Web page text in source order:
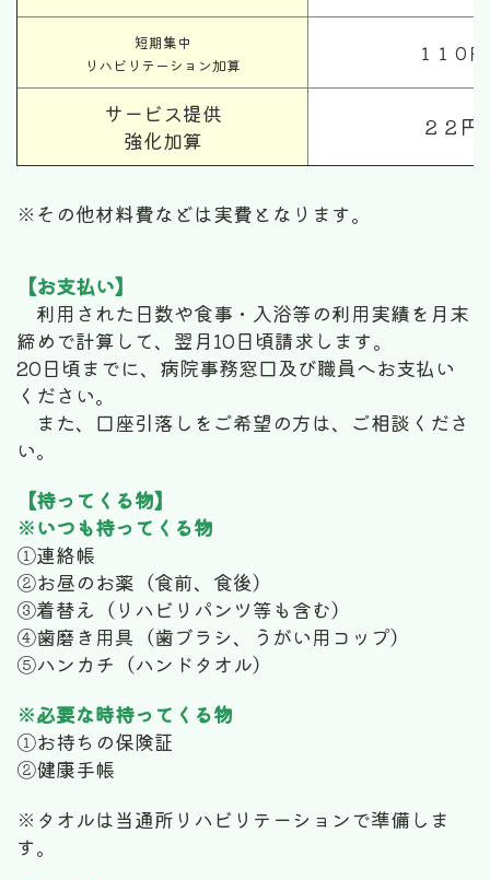
短期集中
リハビリテーション加算
１１０円
サービス提供
強化加算
２２円
※その他材料費などは実費となります。
【お支払い】
利用された日数や食事・入浴等の利用実績を月末
締めで計算して、翌月10日頃請求します。
20日頃までに、病院事務窓口及び職員へお支払い
ください。
また、口座引落しをご希望の方は、ご相談くださ
い。
【持ってくる物】
※いつも持ってくる物
①連絡帳
②お昼のお薬（食前、食後）
③着替え（リハビリパンツ等も含む）
④歯磨き用具（歯ブラシ、うがい用コップ）
⑤ハンカチ（ハンドタオル）
※必要な時持ってくる物
①お持ちの保険証
②健康手帳
※タオルは当通所リハビリテーションで準備しま
す。